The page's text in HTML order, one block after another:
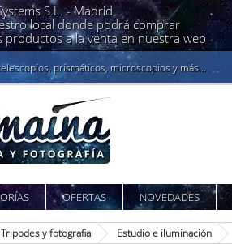
S.L. -Madrid
local donde podrá comprar
productos a la venta en nuestra web
prismáticos, microscopios y más...
OFERTAS NOVEDADES
Tripodes y fotografia Estudio e iluminación